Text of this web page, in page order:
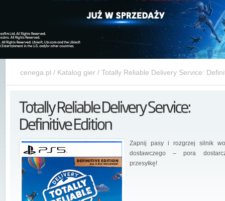
cenega.pl / Katalog gier/ Totally Reliable Delivery Service:
Zapnij pasy i rozgrzej silnik
dostawczego – pora
przesyłkę!